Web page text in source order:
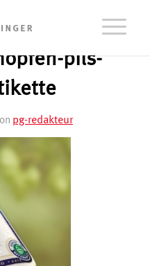
pils-
pg-redakteur